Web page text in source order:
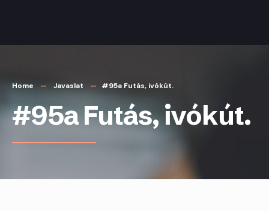
content
Home Javaslat #95a Futás, ivókút.
#95a Futás, ivókút.